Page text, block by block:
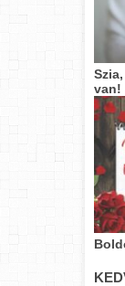
van!